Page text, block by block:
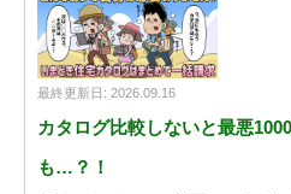
最終更新日: 2026.09.16
カタログ比較しないと最悪
も…？！